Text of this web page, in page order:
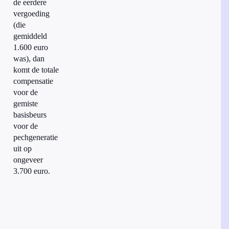
de eerdere
vergoeding
(die
gemiddeld
1.600 euro
was), dan
komt de totale
compensatie
voor de
gemiste
basisbeurs
voor de
pechgeneratie
uit op
ongeveer
3.700 euro.